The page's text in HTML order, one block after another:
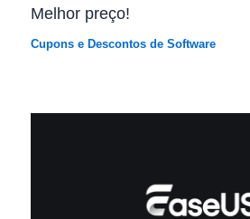
Melhor preço!
Cupons e Descontos de Software